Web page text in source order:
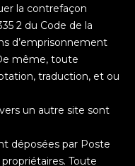
la contrefaçon
2 du Code de la
d’emprisonnement
même, toute
traduction, et ou
un autre site sont
déposées par Poste
Toute